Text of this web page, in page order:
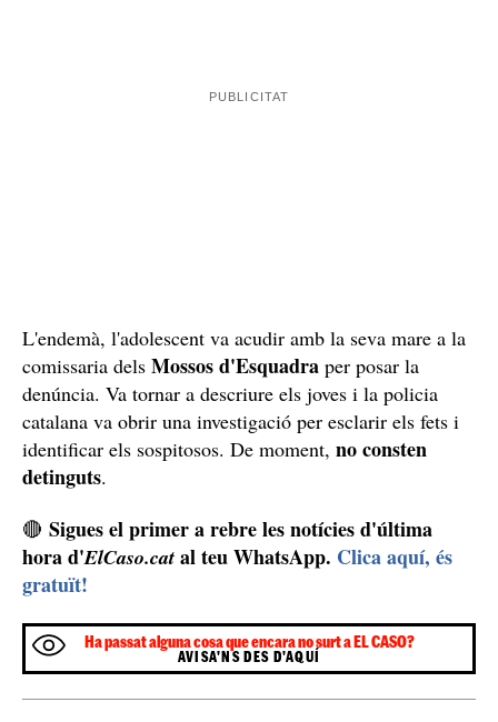
L'endemà, l'adolescent va acudir amb la seva mare a la
comissaria dels Mossos d'Esquadra per posar la
denúncia. Va tornar a descriure els joves i la policia
catalana va obrir una investigació per esclarir els fets i
identificar els sospitosos. De moment, no consten
detinguts.
🔴 Sigues el primer a rebre les notícies d'última
hora d'ElCaso.cat al teu WhatsApp. Clica aquí, és
gratuït!
Ha passat alguna cosa que encara no surt a EL CASO?
AVISA'NS DES D'AQUÍ